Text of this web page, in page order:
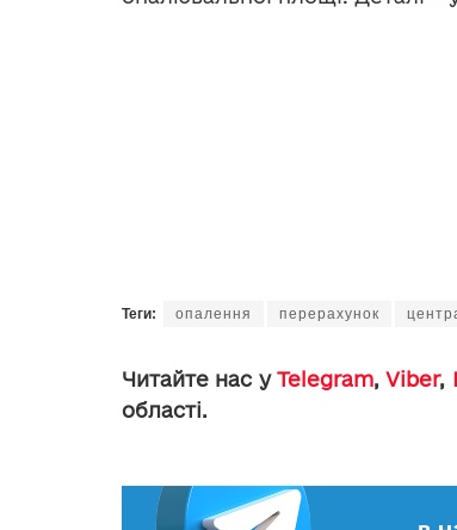
Теги: опалення перерахунок
Читайте нас уTelegram,Viber,
області.